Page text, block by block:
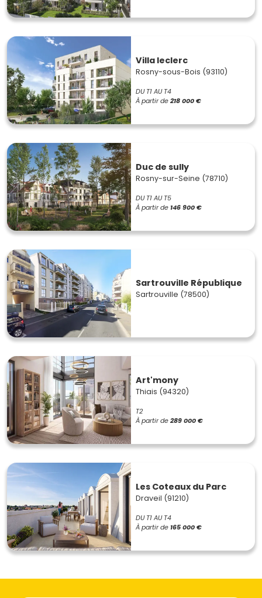
Villa leclerc
Rosny-sous-Bois (93110)
DU T1 AU T4
À partir de218 000 €
Duc de sully
Rosny-sur-Seine (78710)
DU T1 AU T5
À partir de 146 900 €
Sartrouville République
Sartrouville (78500)
Art'mony
Thiais (94320)
T2
À partir de289 000 €
Les Coteaux du Parc
Draveil (91210)
DU T1 AU T4
À partir de 165 000 €